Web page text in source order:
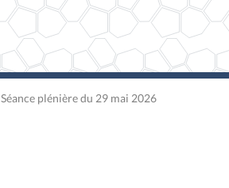
Séance plénière du 29 mai 2026